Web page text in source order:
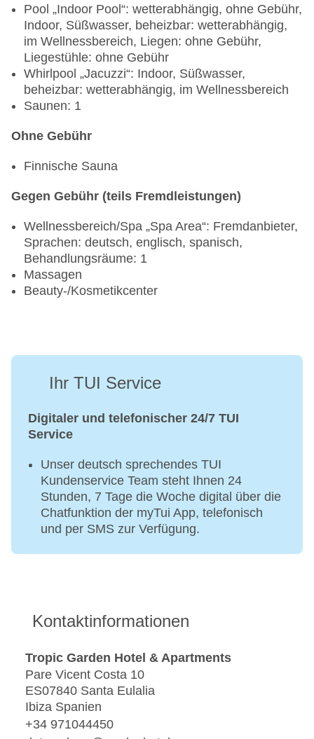
Pool „Indoor Pool“: wetterabhängig, ohne Gebühr,
Indoor, Süßwasser, beheizbar: wetterabhängig,
im Wellnessbereich, Liegen: ohne Gebühr,
Liegestühle: ohne Gebühr
Whirlpool „Jacuzzi“: Indoor, Süßwasser,
beheizbar: wetterabhängig, im Wellnessbereich
Saunen: 1
Ohne Gebühr
Finnische Sauna
Gegen Gebühr (teils Fremdleistungen)
Wellnessbereich/Spa „Spa Area“: Fremdanbieter,
Sprachen: deutsch, englisch, spanisch,
Behandlungsräume: 1
Massagen
Beauty-/Kosmetikcenter
Ihr TUI Service
Digitaler und telefonischer 24/7 TUI
Service
Unser deutsch sprechendes TUI
Kundenservice Team steht Ihnen 24
Stunden, 7 Tage die Woche digital über die
Chatfunktion der myTui App, telefonisch
und per SMS zur Verfügung.
Kontaktinformationen
Tropic Garden Hotel & Apartments
Pare Vicent Costa 10
ES07840 Santa Eulalia
Ibiza Spanien
+34 971044450